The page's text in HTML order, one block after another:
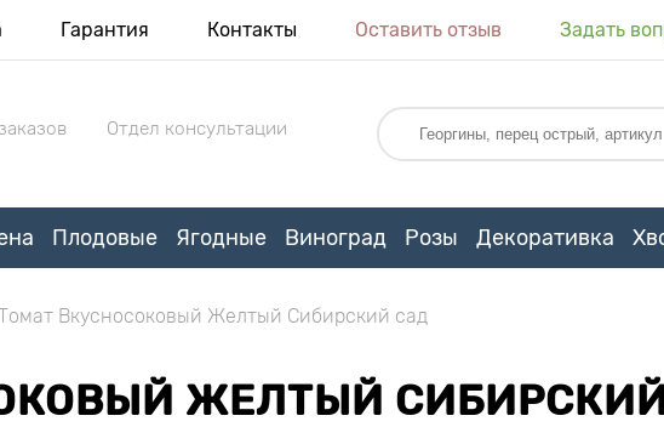
Гарантия Контакты Оставить отзыв Задать
Отдел консультации
Плодовые Ягодные Виноград Розы Декоративка
Вкусносоковый Желтый Сибирский сад
ЖЕЛТЫЙ